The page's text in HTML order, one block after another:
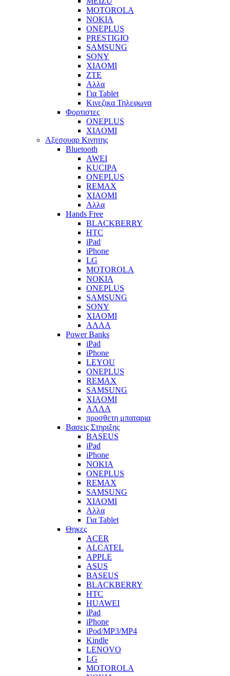
MOTOROLA
NOKIA
ONEPLUS
PRESTIGIO
SAMSUNG
SONY
XIAOMI
ZTE
Αλλα
Για Tablet
Κινεζικα Τηλεφωνα
Φορτιστες
ONEPLUS
XIAOMI
Αξεσουαρ Κινητης
Bluetooth
AWEI
KUCIPA
ONEPLUS
REMAX
XIAOMI
Αλλα
Hands Free
BLACKBERRY
HTC
iPad
iPhone
LG
MOTOROLA
NOKIA
ONEPLUS
SAMSUNG
SONY
XIAOMI
ΑΛΛΑ
Power Banks
iPad
iPhone
LEYOU
ONEPLUS
REMAX
SAMSUNG
XIAOMI
ΑΛΛΑ
προσθετη μπαταρια
Βασεις Στηριξης
BASEUS
iPad
iPhone
NOKIA
ONEPLUS
REMAX
SAMSUNG
XIAOMI
Αλλα
Για Tablet
Θηκες
ACER
ALCATEL
APPLE
ASUS
BASEUS
BLACKBERRY
HTC
HUAWEI
iPad
iPhone
iPod/MP3/MP4
Kindle
LENOVO
LG
MOTOROLA